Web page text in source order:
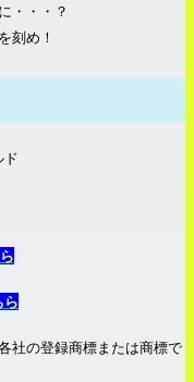
・・・？
刻め！
ド
社の登録商標または商標で